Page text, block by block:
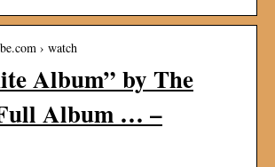
› watch
Album” by The
Album … –